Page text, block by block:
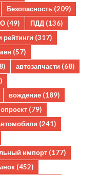
Безопасность (209)
(49) ПДД (136)
рейтинги (317)
(57)
автозапчасти (68)
вождение (189)
(79)
(241)
импорт (177)
(452)